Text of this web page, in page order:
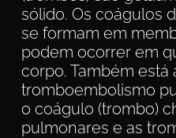
sólido. Os coágulos
se formam em
podem ocorrer em
corpo. Também está
tromboembolismo
o coágulo (trombo)
pulmonares e as